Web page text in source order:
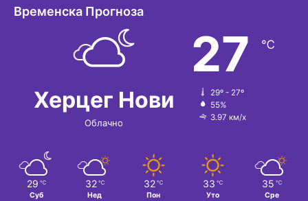
Временска Прогноза
Херцег Нови
Облачно
27 ℃
29º - 27º
55%
3.97 км/х
29 ℃
Суб
32 ℃
Нед
32 ℃
Пон
33 ℃
Уто
35 ℃
Сре